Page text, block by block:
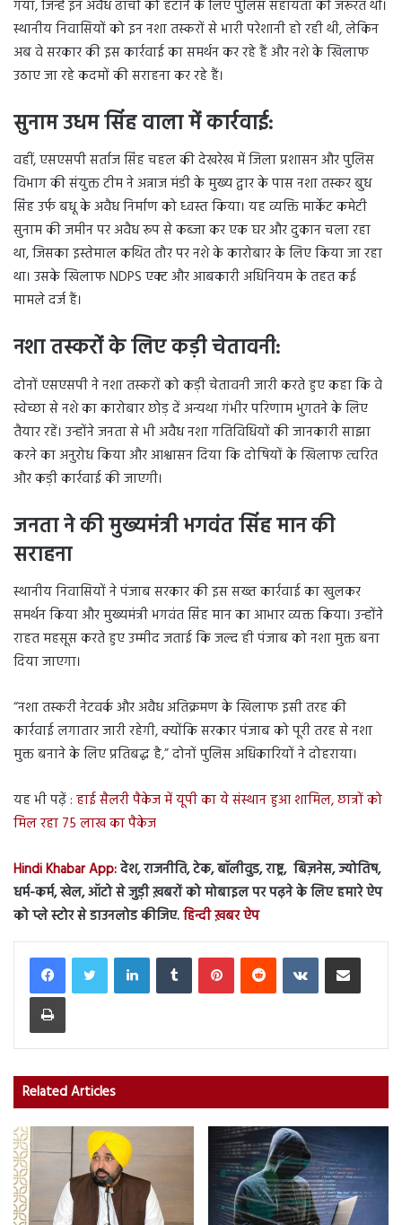
गया, जिन्हें इन अवैध ढांचों को हटाने के लिए पुलिस सहायता की जरूरत थी।
स्थानीय निवासियों को इन नशा तस्करों से भारी परेशानी हो रही थी, लेकिन
अब वे सरकार की इस कार्रवाई का समर्थन कर रहे हैं और नशे के खिलाफ
उठाए जा रहे कदमों की सराहना कर रहे हैं।
सुनाम उधम सिंह वाला में कार्रवाई:
वहीं, एसएसपी सर्ताज सिंह चहल की देखरेख में जिला प्रशासन और पुलिस
विभाग की संयुक्त टीम ने अन्नाज मंडी के मुख्य द्वार के पास नशा तस्कर बुध
सिंह उर्फ बधू के अवैध निर्माण को ध्वस्त किया। यह व्यक्ति मार्केट कमेटी
सुनाम की जमीन पर अवैध रूप से कब्जा कर एक घर और दुकान चला रहा
था, जिसका इस्तेमाल कथित तौर पर नशे के कारोबार के लिए किया जा रहा
था। उसके खिलाफ NDPS एक्ट और आबकारी अधिनियम के तहत कई
मामले दर्ज हैं।
नशा तस्करों के लिए कड़ी चेतावनी:
दोनों एसएसपी ने नशा तस्करों को कड़ी चेतावनी जारी करते हुए कहा कि वे
स्वेच्छा से नशे का कारोबार छोड़ दें अन्यथा गंभीर परिणाम भुगतने के लिए
तैयार रहें। उन्होंने जनता से भी अवैध नशा गतिविधियों की जानकारी साझा
करने का अनुरोध किया और आश्वासन दिया कि दोषियों के खिलाफ त्वरित
और कड़ी कार्रवाई की जाएगी।
जनता ने की मुख्यमंत्री भगवंत सिंह मान की
सराहना
स्थानीय निवासियों ने पंजाब सरकार की इस सख्त कार्रवाई का खुलकर
समर्थन किया और मुख्यमंत्री भगवंत सिंह मान का आभार व्यक्त किया। उन्होंने
राहत महसूस करते हुए उम्मीद जताई कि जल्द ही पंजाब को नशा मुक्त बना
दिया जाएगा।
“नशा तस्करी नेटवर्क और अवैध अतिक्रमण के खिलाफ इसी तरह की
कार्रवाई लगातार जारी रहेगी, क्योंकि सरकार पंजाब को पूरी तरह से नशा
मुक्त बनाने के लिए प्रतिबद्ध है,” दोनों पुलिस अधिकारियों ने दोहराया।
यह भी पढ़ें : हाई सैलरी पैकेज में यूपी का ये संस्थान हुआ शामिल, छात्रों को
मिल रहा 75 लाख का पैकेज
Hindi Khabar App:देश, राजनीति, टेक, बॉलीवुड, राष्ट्र, बिज़नेस, ज्योतिष,
धर्म-कर्म, खेल, ऑटो से जुड़ी ख़बरों को मोबाइल पर पढ़ने के लिए हमारे ऐप
को प्ले स्टोर से डाउनलोड कीजिए.हिन्दी ख़बर ऐप
LinkedInTumblr PinterestReddit VKontakteShare via Email
Print
Related Articles